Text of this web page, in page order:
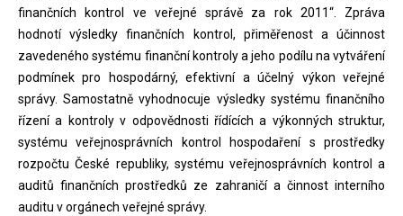
finančních kontrol ve veřejné správě za rok 2011“. Zpráva
hodnotí výsledky finančních kontrol, přiměřenost a účinnost
zavedeného systému finanční kontroly a jeho podílu na vytváření
podmínek pro hospodárný, efektivní a účelný výkon veřejné
správy. Samostatně vyhodnocuje výsledky systému finančního
řízení a kontroly v odpovědnosti řídících a výkonných struktur,
systému veřejnosprávních kontrol hospodaření s prostředky
rozpočtu České republiky, systému veřejnosprávních kontrol a
auditů finančních prostředků ze zahraničí a činnost interního
auditu v orgánech veřejné správy.